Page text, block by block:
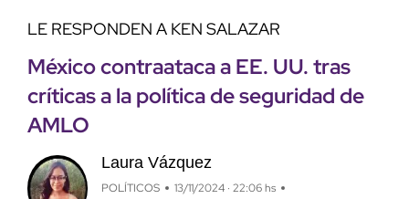
LE RESPONDEN A KEN SALAZAR
México contraataca a EE. UU. tras
críticas a la política de seguridad de
AMLO
Laura Vázquez
POLÍTICOS 13/11/2024 · 22:06 hs